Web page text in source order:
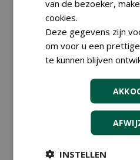
QTRA:
10-07-2025
NEN 2767
van de bezoeker,
cookies.
Deze gegevens zijn
om voor u een
te kunnen blijven
INSTELLEN